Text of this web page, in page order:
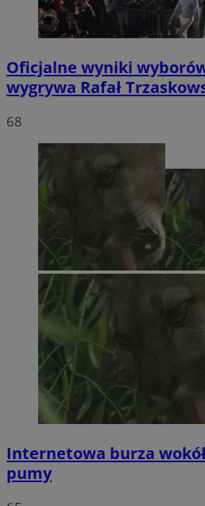
Oficjalne wyniki
wygrywa Rafał
68
Internetowa burza
pumy